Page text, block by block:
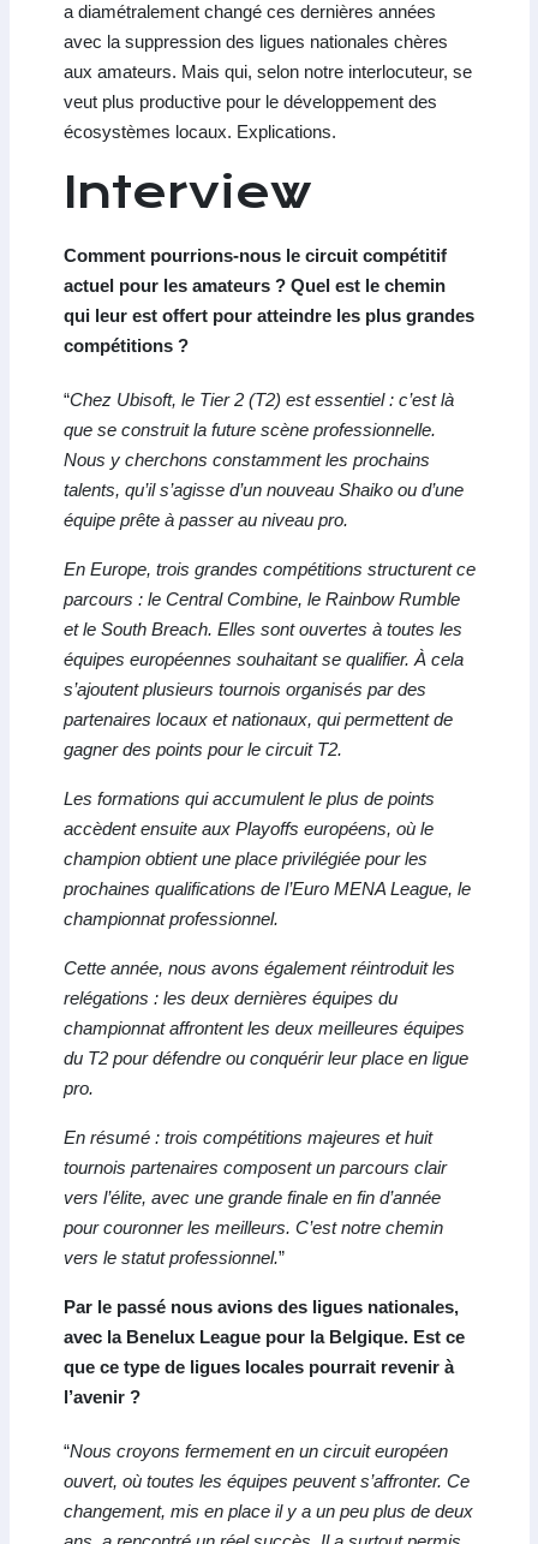
a diamétralement changé ces dernières années
avec la suppression des ligues nationales chères
aux amateurs. Mais qui, selon notre interlocuteur, se
veut plus productive pour le développement des
écosystèmes locaux. Explications.
Interview
Comment pourrions-nous le circuit compétitif
actuel pour les amateurs ? Quel est le chemin
qui leur est offert pour atteindre les plus grandes
compétitions ?
“Chez Ubisoft, le Tier 2 (T2) est essentiel : c’est là
que se construit la future scène professionnelle.
Nous y cherchons constamment les prochains
talents, qu’il s’agisse d’un nouveau Shaiko ou d’une
équipe prête à passer au niveau pro.
En Europe, trois grandes compétitions structurent ce
parcours : le Central Combine, le Rainbow Rumble
et le South Breach. Elles sont ouvertes à toutes les
équipes européennes souhaitant se qualifier. À cela
s’ajoutent plusieurs tournois organisés par des
partenaires locaux et nationaux, qui permettent de
gagner des points pour le circuit T2.
Les formations qui accumulent le plus de points
accèdent ensuite aux Playoffs européens, où le
champion obtient une place privilégiée pour les
prochaines qualifications de l’Euro MENA League, le
championnat professionnel.
Cette année, nous avons également réintroduit les
relégations : les deux dernières équipes du
championnat affrontent les deux meilleures équipes
du T2 pour défendre ou conquérir leur place en ligue
pro.
En résumé : trois compétitions majeures et huit
tournois partenaires composent un parcours clair
vers l’élite, avec une grande finale en fin d’année
pour couronner les meilleurs. C’est notre chemin
vers le statut professionnel.”
Par le passé nous avions des ligues nationales,
avec la Benelux League pour la Belgique. Est ce
que ce type de ligues locales pourrait revenir à
l’avenir ?
“Nous croyons fermement en un circuit européen
ouvert, où toutes les équipes peuvent s’affronter. Ce
changement, mis en place il y a un peu plus de deux